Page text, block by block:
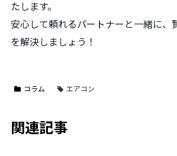
たします。
安心して頼れるパートナーと一緒に、
を解決しましょう！
コラム エアコン
関連記事